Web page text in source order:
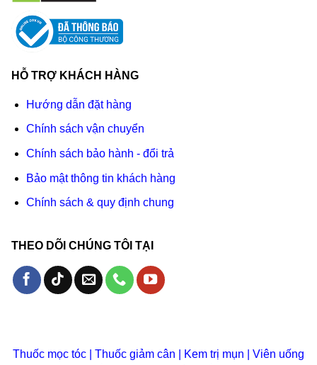
HỖ TRỢ KHÁCH HÀNG
Hướng dẫn đặt hàng
Chính sách vận chuyển
Chính sách bảo hành - đổi trả
Bảo mật thông tin khách hàng
Chính sách & quy định chung
THEO DÕI CHÚNG TÔI TẠI
Thuốc mọc tóc Thuốc giảm cân Kem trị mụn
Viên uống